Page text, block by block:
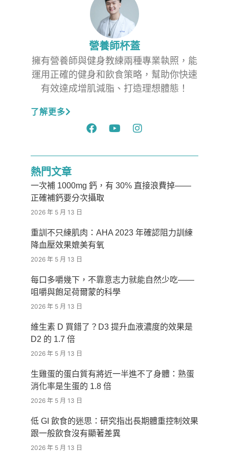
營養師杯蓋
擁有營養師與健身教練兩種專業執照，能
運用正確的健身和飲食策略，幫助你快速
有效達成增肌減脂、打造理想體態！
了解更多
熱門文章
一次補 1000mg 鈣，有 30% 直接浪費掉——
正確補鈣要分次攝取
2026 年 5 月 13 日
重訓不只練肌肉：AHA 2023 年確認阻力訓練
降血壓效果媲美有氧
2026 年 5 月 13 日
每口多嚼幾下，不靠意志力就能自然少吃——
咀嚼與飽足荷爾蒙的科學
2026 年 5 月 13 日
維生素 D 買錯了？D3 提升血液濃度的效果是
D2 的 1.7 倍
2026 年 5 月 13 日
生雞蛋的蛋白質有將近一半進不了身體：熟蛋
消化率是生蛋的 1.8 倍
2026 年 5 月 13 日
低 GI 飲食的迷思：研究指出長期體重控制效果
跟一般飲食沒有顯著差異
2026 年 5 月 13 日